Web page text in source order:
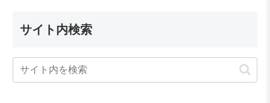
サイト内検索